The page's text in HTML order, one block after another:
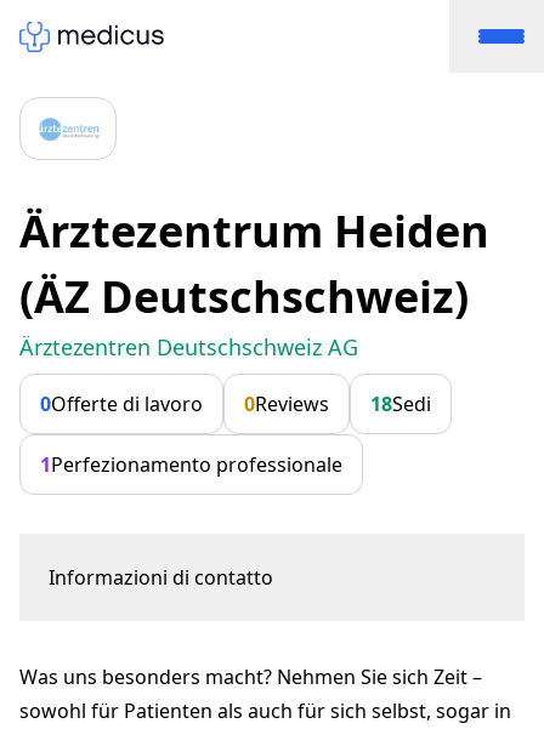
Ärztezentrum Heiden
(ÄZ Deutschschweiz)
Ärztezentren Deutschschweiz AG
0Offerte di lavoro 0Reviews 18Sedi
1Perfezionamento professionale
Informazioni di contatto
marketing@aerztezentren.ch
aerztezentren.ch
Was uns besonders macht? Nehmen Sie sich Zeit –
sowohl für Patienten als auch für sich selbst, sogar in